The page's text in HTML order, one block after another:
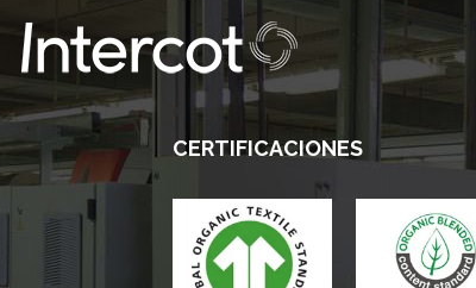
CERTIFICACIONES